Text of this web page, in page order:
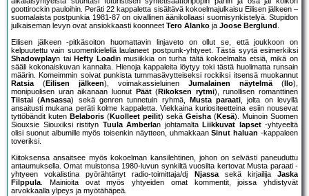
goottirockin pauloihin. Peräti 22 kappaletta sisältävä kokoelmajulkaisu Eilisen jälkeen –
suomalaista postpunkia 1981-87 on oivallinen äänikollaasi suomisynkistelyä. Stupidon
julkaiseman levyn ovat ansiokkaasti koonneet Tero Alanko ja Joose Berglund .
Eilisen jälkeen -pitkäsoiton huomattavin linjaveto on ollut se, että joukkoon on
kelpuutettu vain suomenkielellä laulaneet postpunk-yhtyeet. Tästä syytä esimerkiksi
Shadowplayn tai Hefty Loadin musiikkia on turha tältä kokoelmalta etsiä, mikä on
sääli kokonaiskuvan kannalta. Hienoja kappaleita löytyy toki tästä huolimatta runsain
määrin. Komeimmin soivat punkista tummasävytteiseksi rockiksi itsensä muokannut
Ratsia(Eilisen jälkeen), voimakassieluinen Jumalainen näytelmä( Ilo),
monipuolisen uran aikanaan luonut
Päät(Rikoksen rytmi), runollisen romanttinen
Tiistai (Ansassa) sekä genren tunnetuin ryhmä, Musta paraati, jolta on levyllä
ansaitusti mukana peräti kolme kappaletta. Viekkaina kuriositeetteina esiin nousevat
tyttöbändit kuten Belaboris (Kuolleet peilit) sekä Geisha(Kesä). Muinoin Suomen
Siouxsie Siouxiksi ristityn Tuula Amberlan johtamalta Liikkuvat lapset-yhtyeeltä
olisi suonut albumille myös toisenkin näytteen, uhmakkaanSinut haluan -kappaleen
toveriksi.
Kiitoksensa ansaitsee myös kokoelman kansilehtinen, johon on selvästi paneuduttu
antaumuksella. Omat muistonsa 1980-luvun synkiltä vuosilta kertovat Musta paraati -
yhtyeen vokalistina pyörähtänyt radio-toimittaja/dj
Njassasekä kirjailijaJaska
Filppula. Mainioita ovat myös yhtyeiden omat kommentit, joissa yhdistyvät
arvokkaalla ylpeys ja myötähäpeä.